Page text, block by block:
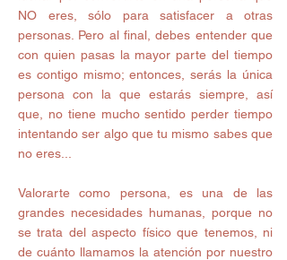
NO eres, sólo para satisfacer a otras
personas. Pero al final, debes entender que
con quien pasas la mayor parte del tiempo
es contigo mismo; entonces, serás la única
persona con la que estarás siempre, así
que, no tiene mucho sentido perder tiempo
intentando ser algo que tu mismo sabes que
no eres...
Valorarte como persona, es una de las
grandes necesidades humanas, porque no
se trata del aspecto físico que tenemos, ni
de cuánto llamamos la atención por nuestro